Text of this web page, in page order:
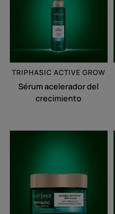
crecimiento
TRIPHASIC ACTIVE GROW
Sérum acelerador del
crecimiento